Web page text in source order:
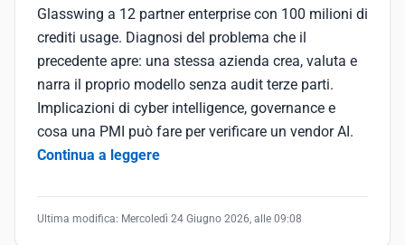
Glasswing a 12 partner enterprise con 100 milioni di
crediti usage. Diagnosi del problema che il
precedente apre: una stessa azienda crea, valuta e
narra il proprio modello senza audit terze parti.
Implicazioni di cyber intelligence, governance e
cosa una PMI può fare per verificare un vendor AI.
Continua a leggere
Ultima modifica: Mercoledì 24 Giugno 2026, alle 09:08